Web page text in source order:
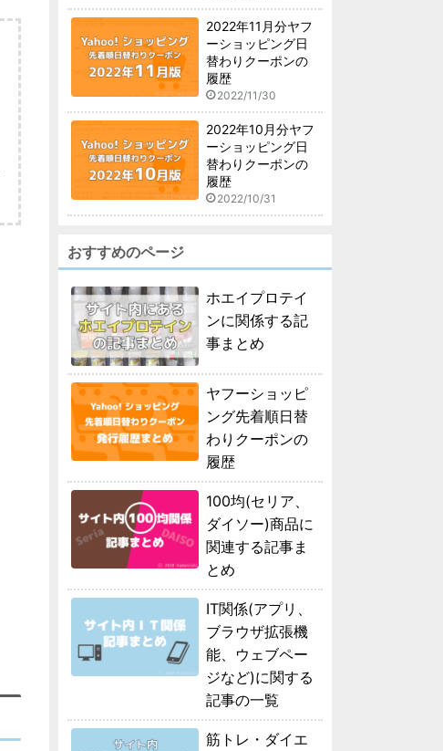
2022年11月分ヤフ
ーショッピング日
替わりクーポンの
履歴
2022/11/30
2022年10月分ヤフ
ーショッピング日
替わりクーポンの
履歴
2022/10/31
おすすめのページ
ホエイプロテイ
ンに関係する記
事まとめ
ヤフーショッピ
ング先着順日替
わりクーポンの
履歴
100均(セリア、
ダイソー)商品に
関連する記事ま
とめ
IT関係(アプリ、
ブラウザ拡張機
能、ウェブペー
ジなど)に関する
記事の一覧
筋トレ・ダイエ